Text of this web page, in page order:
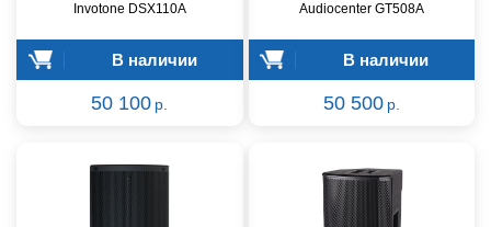
Invotone DSX110A
В наличии
50 100 р.
Audiocenter GT508A
В наличии
50 500 р.